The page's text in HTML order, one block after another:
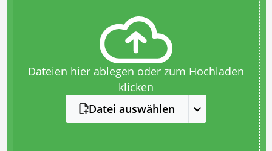
Dateien hier ablegen oder zum Hochladen
klicken
Datei auswählen